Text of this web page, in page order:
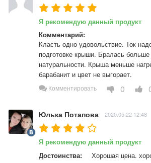
Я рекомендую данный продукт
Комментарий:
Класть одно удовольствие. Ток
подготовке крыши. Бралась больше
натуральности. Крыша меньше
барабанит и цвет не выгорает.
Комментировать 0
Юлька Потапова 2020.05.22 12:48
Я рекомендую данный продукт
Достоинства:
Хорошая цена.